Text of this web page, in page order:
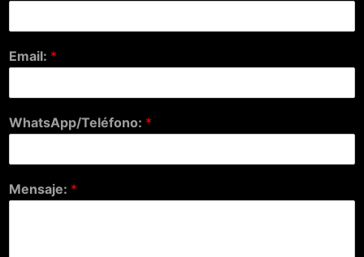
Email: *
WhatsApp/Teléfono: *
Mensaje: *